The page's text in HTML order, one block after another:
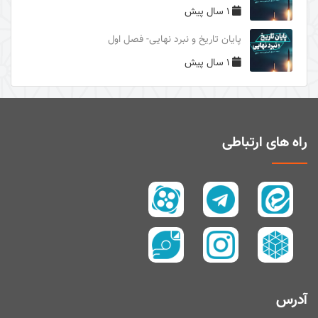
دوری از مرگ جاهلیت
سال1395
سال 1394
زیارت و توسل
پیامبر امّی (صلی الله علیه و آله و سلم)
تفسیر سورۀ کوثر
سال 1397
سال 1395
1 سال پیش
پایان تاریخ و نبرد نهایی- فصل اول
1 سال پیش
راه های ارتباطی
آدرس